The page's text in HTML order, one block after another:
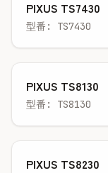
PIXUS TS7430
型番: TS7430
PIXUS TS8130
型番: TS8130
PIXUS TS8230